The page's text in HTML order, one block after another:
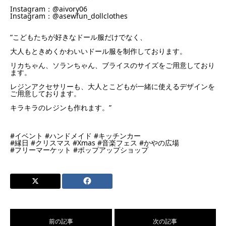
Instagram：@aivory06
Instagram：@asewfun_dollclothes
“こどもたちが好きなドール服だけでなく、
大人もときめくかわいいドール服を制作しております。
リカちゃん、ソランちゃん、ブライスのサイズをご用意しており
ます。
レジンアクセサリーも、大人とこどもが一緒に使えるデザインを
ご用意しております。
キラキラのレジンも作れます。”
#イベント #ハンドメイド #キッチンカー
#縁日 #クリスマス #Xmas #音楽フェス #かやの広場
#フリーマーケット #ポップアップショップ
前の記事 次の記事